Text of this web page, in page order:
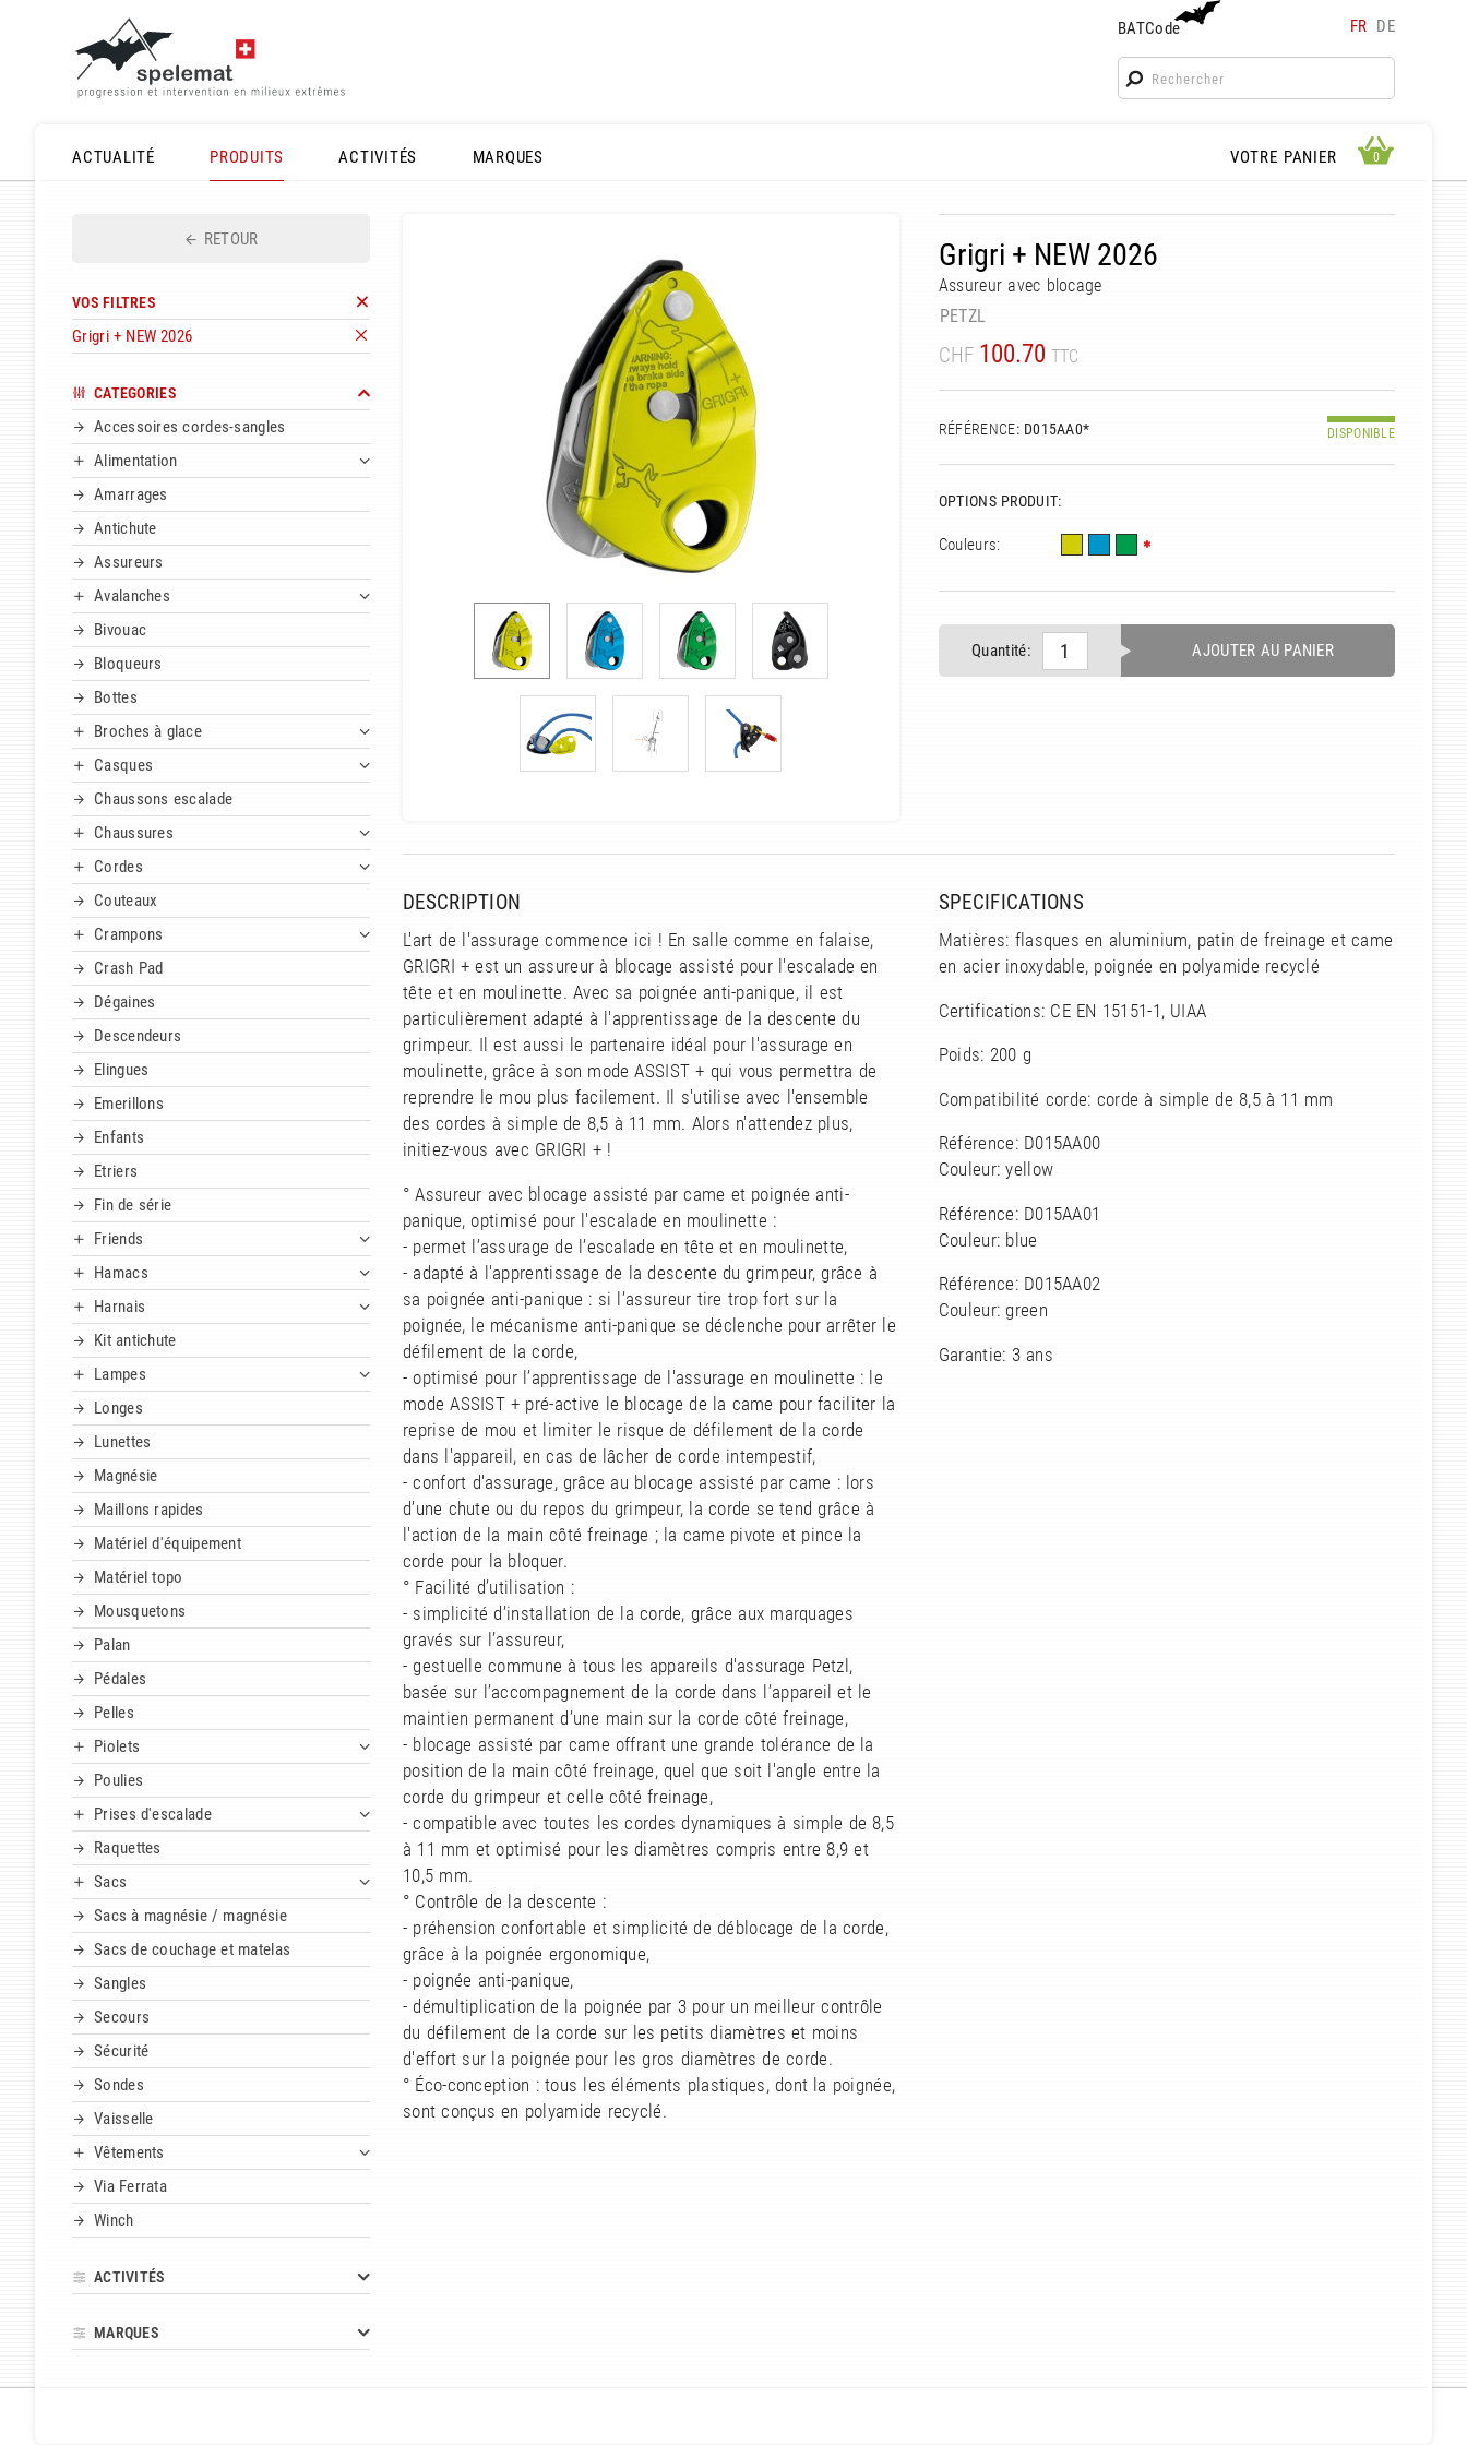
BATCode FR DE
BATCode
Rentrez votre BATCode et validez
ACTUALITÉ
PRODUITS ACTIVITÉS MARQUES VOTRE PANIER 0 0
RETOUR
VOS FILTRES
Grigri + NEW 2026
CATEGORIES
Accessoires cordes-sangles
Alimentation
Amarrages
Antichute
Assureurs
Avalanches
Bivouac
Bloqueurs
Bottes
Broches à glace
Casques
Chaussons escalade
Chaussures
Cordes
Couteaux
Crampons
Crash Pad
Dégaines
Descendeurs
Elingues
Emerillons
Enfants
Etriers
Fin de série
Friends
Hamacs
Harnais
Kit antichute
Lampes
Longes
Lunettes
Magnésie
Maillons rapides
Matériel d'équipement
Matériel topo
Mousquetons
Palan
Pédales
Pelles
Piolets
Poulies
Prises d'escalade
Raquettes
Sacs
Sacs à magnésie / magnésie
Sacs de couchage et matelas
Sangles
Secours
Sécurité
Sondes
Vaisselle
Vêtements
Via Ferrata
Winch
ACTIVITÉS
MARQUES
Grigri + NEW 2026
Assureur avec blocage
PETZL
CHF 100.70 TTC
RÉFÉRENCE: D015AA0* DISPONIBLE
OPTIONS PRODUIT:
Couleurs:
Quantité: AJOUTER AU PANIER
DESCRIPTION
L'art de l'assurage commence ici ! En salle comme en falaise,
GRIGRI + est un assureur à blocage assisté pour l'escalade en
tête et en moulinette. Avec sa poignée anti-panique, il est
particulièrement adapté à l'apprentissage de la descente du
grimpeur. Il est aussi le partenaire idéal pour l'assurage en
moulinette, grâce à son mode ASSIST + qui vous permettra de
reprendre le mou plus facilement. Il s'utilise avec l'ensemble
des cordes à simple de 8,5 à 11 mm. Alors n'attendez plus,
initiez-vous avec GRIGRI + !
° Assureur avec blocage assisté par came et poignée anti-
panique, optimisé pour l'escalade en moulinette :
- permet l’assurage de l’escalade en tête et en moulinette,
- adapté à l'apprentissage de la descente du grimpeur, grâce à
sa poignée anti-panique : si l’assureur tire trop fort sur la
poignée, le mécanisme anti-panique se déclenche pour arrêter le
défilement de la corde,
- optimisé pour l’apprentissage de l'assurage en moulinette : le
mode ASSIST + pré-active le blocage de la came pour faciliter la
reprise de mou et limiter le risque de défilement de la corde
dans l'appareil, en cas de lâcher de corde intempestif,
- confort d'assurage, grâce au blocage assisté par came : lors
d’une chute ou du repos du grimpeur, la corde se tend grâce à
l'action de la main côté freinage ; la came pivote et pince la
corde pour la bloquer.
° Facilité d’utilisation :
- simplicité d’installation de la corde, grâce aux marquages
gravés sur l’assureur,
- gestuelle commune à tous les appareils d'assurage Petzl,
basée sur l’accompagnement de la corde dans l’appareil et le
maintien permanent d’une main sur la corde côté freinage,
- blocage assisté par came offrant une grande tolérance de la
position de la main côté freinage, quel que soit l'angle entre la
corde du grimpeur et celle côté freinage,
- compatible avec toutes les cordes dynamiques à simple de 8,5
à 11 mm et optimisé pour les diamètres compris entre 8,9 et
10,5 mm.
° Contrôle de la descente :
- préhension confortable et simplicité de déblocage de la corde,
grâce à la poignée ergonomique,
- poignée anti-panique,
- démultiplication de la poignée par 3 pour un meilleur contrôle
du défilement de la corde sur les petits diamètres et moins
d'effort sur la poignée pour les gros diamètres de corde.
° Éco-conception : tous les éléments plastiques, dont la poignée,
sont conçus en polyamide recyclé.
SPECIFICATIONS
Matières: flasques en aluminium, patin de freinage et came
en acier inoxydable, poignée en polyamide recyclé
Certifications: CE EN 15151-1, UIAA
Poids: 200 g
Compatibilité corde: corde à simple de 8,5 à 11 mm
Référence: D015AA00
Couleur: yellow
Référence: D015AA01
Couleur: blue
Référence: D015AA02
Couleur: green
Garantie: 3 ans